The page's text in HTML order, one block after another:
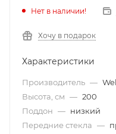
Нет в наличии!
Хочу в подарок
Характеристики
Производитель —
Высота, см — 200
Поддон — низкий
Передние стекла —